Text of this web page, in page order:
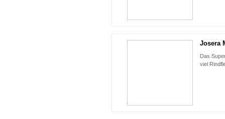
Josera
Das
viel